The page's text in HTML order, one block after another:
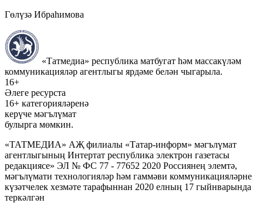
Гөлүзә Ибраһимова
«Татмедиа» республика матбугат һәм массакүләм
коммуникацияләр агентлыгы ярдәме белән чыгарыла.
16+
Әлеге ресурста
16+ категорияләренә
керүче мәгълүмат
булырга мөмкин.
«ТАТМЕДИА» АҖ филиалы «Татар-информ» мәгълүмат
агентлыгының Интертат республика электрон газетасы
редакциясе» ЭЛ № ФС 77 - 77652 2020 Россиянең элемтә,
мәгълүмати технологияләр һәм гаммәви коммуникацияләрне
күзәтчелек хезмәте тарафыннан 2020 елның 17 гыйнварында
теркәлгән